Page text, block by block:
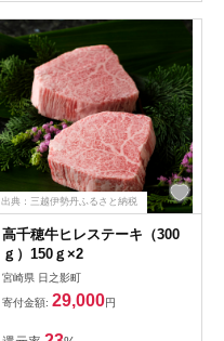
出典：三越伊勢丹ふるさと納税
高千穂牛ヒレステーキ（300
ｇ）150ｇ×2
宮崎県 日之影町
寄付金額: 29,000円